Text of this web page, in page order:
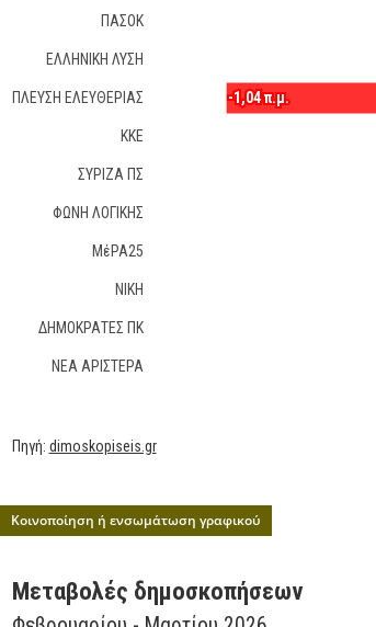
Κοινοποίηση ή ενσωμάτωση γραφικού